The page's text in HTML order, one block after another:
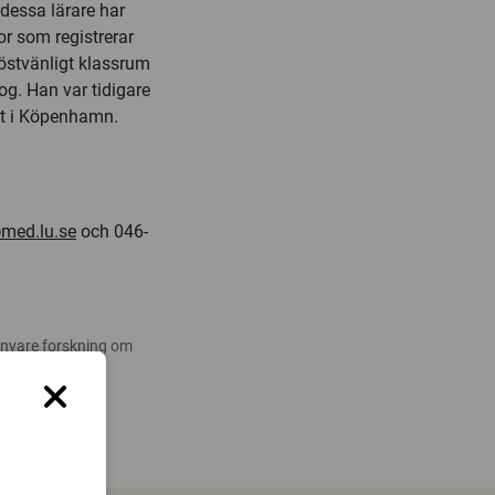
lärare har
som registrerar
klassrum
Han var tidigare
i Köpenhamn.
och 046-
forskning om